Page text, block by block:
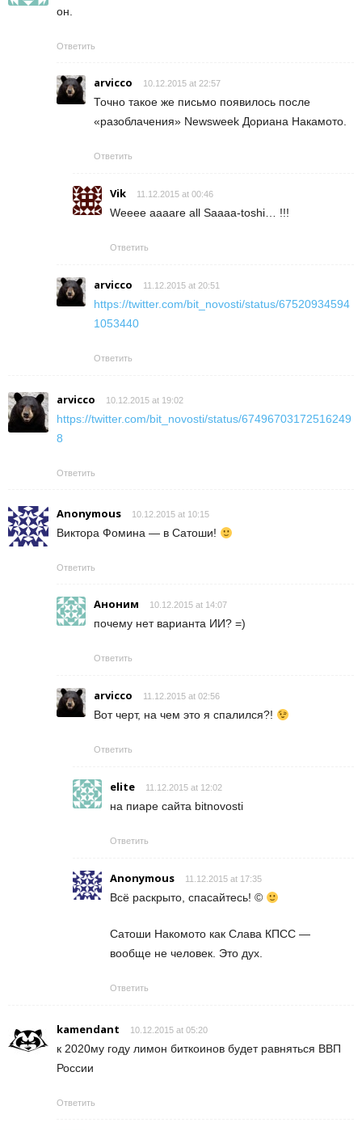
он.
Ответить
arvicco 10.12.2015 at 22:57
Точно такое же письмо появилось после
«разоблачения» Newsweek Дориана Накамото.
Ответить
Vik 11.12.2015 at 00:46
Weeee aaaare all Saaaa-toshi… !!!
Ответить
arvicco 11.12.2015 at 20:51
https://twitter.com/bit_novosti/status/67520934594
1053440
Ответить
arvicco 10.12.2015 at 19:02
https://twitter.com/bit_novosti/status/67496703172516249
8
Ответить
Anonymous 10.12.2015 at 10:15
Виктора Фомина — в Сатоши!
Ответить
Аноним 10.12.2015 at 14:07
почему нет варианта ИИ? =)
Ответить
arvicco 11.12.2015 at 02:56
Вот черт, на чем это я спалился?!
Ответить
elite 11.12.2015 at 12:02
на пиаре сайта bitnovosti
Ответить
Anonymous 11.12.2015 at 17:35
Всё раскрыто, спасайтесь! ©
Сатоши Накомото как Слава КПСС —
вообще не человек. Это дух.
Ответить
kamendant 10.12.2015 at 05:20
к 2020му году лимон биткоинов будет равняться ВВП
России
Ответить